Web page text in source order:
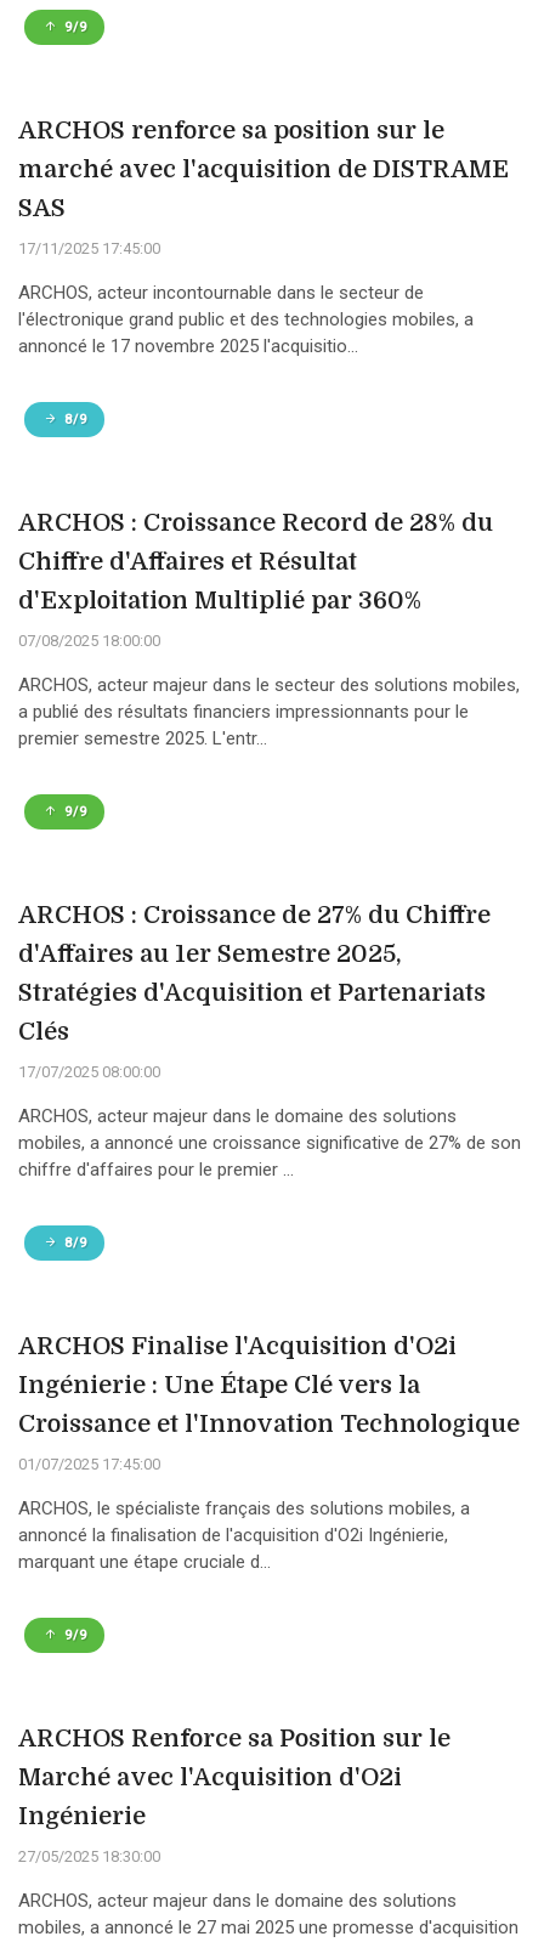
9/9
ARCHOS renforce sa position sur le
marché avec l'acquisition de DISTRAME
SAS
17/11/2025 17:45:00
ARCHOS, acteur incontournable dans le secteur de
l'électronique grand public et des technologies mobiles, a
annoncé le 17 novembre 2025 l'acquisitio...
8/9
ARCHOS : Croissance Record de 28% du
Chiffre d'Affaires et Résultat
d'Exploitation Multiplié par 360%
07/08/2025 18:00:00
ARCHOS, acteur majeur dans le secteur des solutions mobiles,
a publié des résultats financiers impressionnants pour le
premier semestre 2025. L'entr...
9/9
ARCHOS : Croissance de 27% du Chiffre
d'Affaires au 1er Semestre 2025,
Stratégies d'Acquisition et Partenariats
Clés
17/07/2025 08:00:00
ARCHOS, acteur majeur dans le domaine des solutions
mobiles, a annoncé une croissance significative de 27% de son
chiffre d'affaires pour le premier ...
8/9
ARCHOS Finalise l'Acquisition d'O2i
Ingénierie : Une Étape Clé vers la
Croissance et l'Innovation Technologique
01/07/2025 17:45:00
ARCHOS, le spécialiste français des solutions mobiles, a
annoncé la finalisation de l'acquisition d'O2i Ingénierie,
marquant une étape cruciale d...
9/9
ARCHOS Renforce sa Position sur le
Marché avec l'Acquisition d'O2i
Ingénierie
27/05/2025 18:30:00
ARCHOS, acteur majeur dans le domaine des solutions
mobiles, a annoncé le 27 mai 2025 une promesse d'acquisition